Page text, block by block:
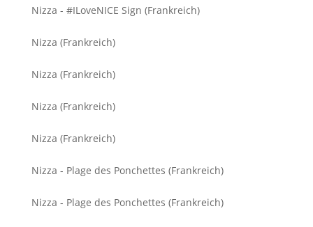
Nizza - #ILoveNICE Sign (Frankreich)
Nizza (Frankreich)
Nizza (Frankreich)
Nizza (Frankreich)
Nizza (Frankreich)
Nizza - Plage des Ponchettes (Frankreich)
Nizza - Plage des Ponchettes (Frankreich)